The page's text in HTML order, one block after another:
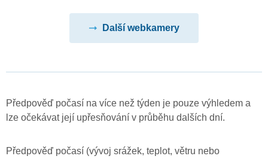
Další webkamery
Předpověď počasí na více než týden je pouze výhledem a
lze očekávat její upřesňování v průběhu dalších dní.
Předpověď počasí (vývoj srážek, teplot, větru nebo